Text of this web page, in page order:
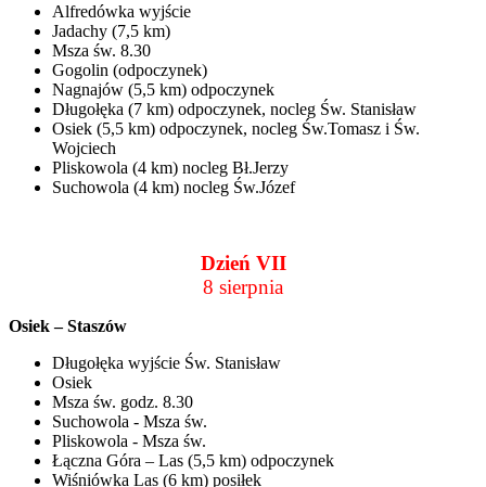
Alfredówka wyjście
Jadachy (7,5 km)
Msza św. 8.30
Gogolin (odpoczynek)
Nagnajów (5,5 km) odpoczynek
Długołęka (7 km) odpoczynek, nocleg Św. Stanisław
Osiek (5,5 km) odpoczynek, nocleg Św.Tomasz i Św.
Wojciech
Pliskowola (4 km) nocleg Bł.Jerzy
Suchowola (4 km) nocleg Św.Józef
Dzień VII
8 sierpnia
Osiek – Staszów
Długołęka wyjście Św. Stanisław
Osiek
Msza św. godz. 8.30
Suchowola - Msza św.
Pliskowola - Msza św.
Łączna Góra – Las (5,5 km) odpoczynek
Wiśniówka Las (6 km) posiłek